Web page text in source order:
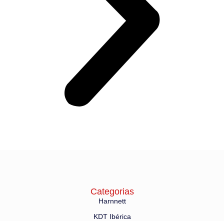
Categorias
Harnnett
KDT Ibérica